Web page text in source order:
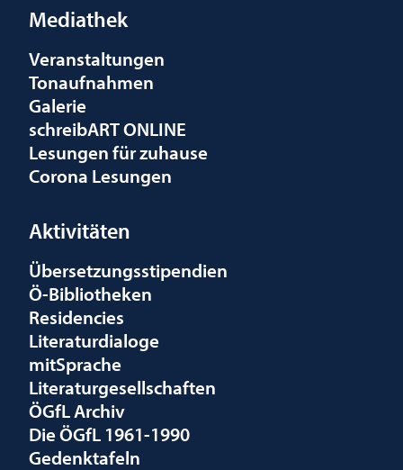
Mediathek
Veranstaltungen
Tonaufnahmen
Galerie
schreibART ONLINE
Lesungen für zuhause
Corona Lesungen
Aktivitäten
Übersetzungsstipendien
Ö-Bibliotheken
Residencies
Literaturdialoge
mitSprache
Literaturgesellschaften
ÖGfL Archiv
Die ÖGfL 1961-1990
Gedenktafeln